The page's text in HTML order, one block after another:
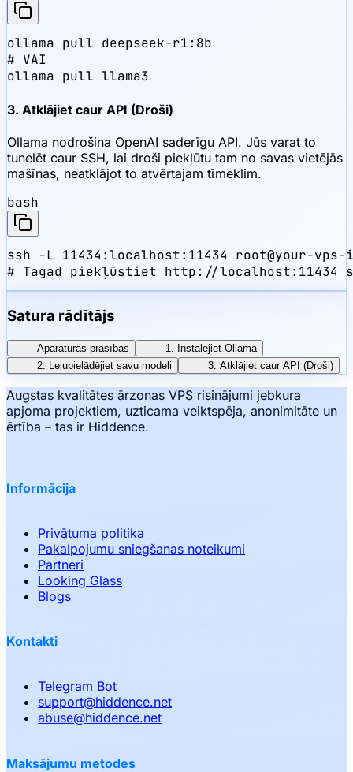
ollama pull deepseek-r1:8b
# VAI
ollama pull llama3
3. Atklājiet caur API (Droši)
Ollama nodrošina OpenAI saderīgu API. Jūs varat to
tunelēt caur SSH, lai droši piekļūtu tam no savas vietējās
mašīnas, neatklājot to atvērtajam tīmeklim.
bash
ssh -L 11434:localhost:11434 root@your-vps-
# Tagad piekļūstiet http://localhost:11434
Satura rādītājs
Aparatūras prasības
1. Instalējiet Ollama
2. Lejupielādējiet savu modeli
3. Atklājiet caur API (Droši)
Augstas kvalitātes ārzonas VPS risinājumi jebkura
apjoma projektiem, uzticama veiktspēja, anonimitāte un
ērtība – tas ir Hiddence.
Informācija
Privātuma politika
Pakalpojumu sniegšanas noteikumi
Partneri
Looking Glass
Blogs
Kontakti
Telegram Bot
support@hiddence.net
abuse@hiddence.net
Maksājumu metodes